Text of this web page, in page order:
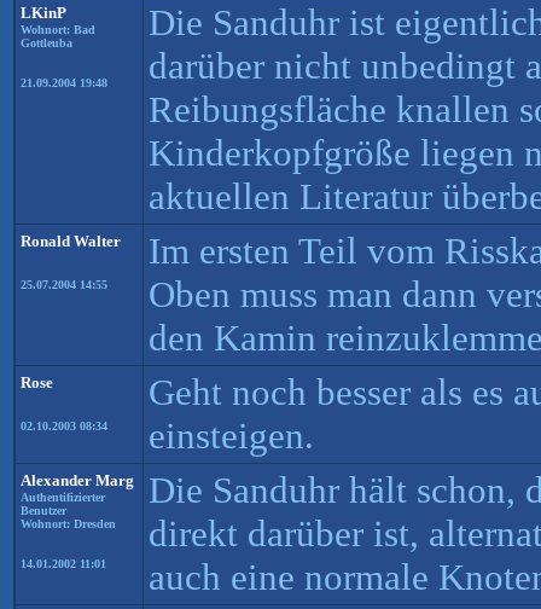
LKinP
Wohnort: Bad
Gottleuba
21.09.2004 19:48
Die Sanduhr ist
darüber nicht unbedingt
Reibungsfläche knallen
Kinderkopfgröße
aktuellen Literatur
Ronald Walter
25.07.2004 14:55
Im ersten Teil vom
Oben muss man dann
den Kamin
Rose
02.10.2003 08:34
Geht noch besser als es
einsteigen.
Alexander Marg
Authentifizierter
Benutzer
Wohnort: Dresden
14.01.2002 11:01
Die Sanduhr hält schon,
direkt darüber ist,
auch eine normale